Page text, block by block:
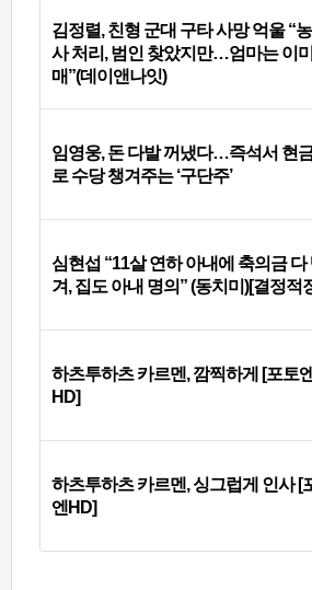
김정렬, 친형 군대 구타 사망 억울 “
사 처리, 범인 찾았지만…엄마는 이
매”(데이앤나잇)
임영웅, 돈 다발 꺼냈다…즉석서 현
로 수당 챙겨주는 ‘구단주’
심현섭 “11살 연하 아내에 축의금 다
겨, 집도 아내 명의” (동치미)[결정적
하츠투하츠 카르멘, 깜찍하게 [포토
HD]
하츠투하츠 카르멘, 싱그럽게 인사 [
엔HD]